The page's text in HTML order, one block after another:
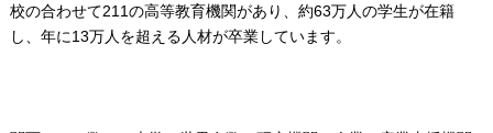
校の合わせて211の高等教育機関があり、約63万人の学生が在籍
し、年に13万人を超える人材が卒業しています。